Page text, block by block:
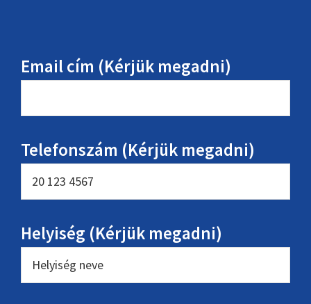
Email cím (Kérjük megadni)
Telefonszám (Kérjük megadni)
Helyiség (Kérjük megadni)